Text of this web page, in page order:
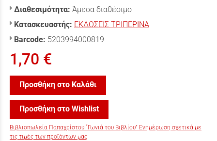
Διαθεσιμότητα: Άμεσα διαθέσιμο
Κατασκευαστής: ΕΚΔΟΣΕΙΣ ΤΡΙΠΕΡΙΝΑ
Barcode: 5203994000819
1,70 €
Προσθήκη στο Καλάθι
Προσθήκη στο Wishlist
Βιβλιοπωλεία Παπαχρίστου “Γωνιά του Βιβλίου” Ενημέρωση σχετικά με
τις τιμές των προϊόντων μας